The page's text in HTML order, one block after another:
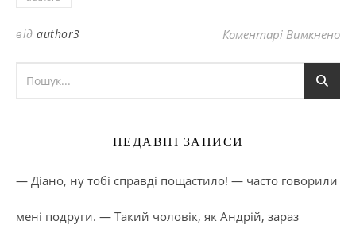
від author3 Коментарі Вимкненодо
НЕДАВНІ ЗАПИСИ
— Діано, ну тобі справді пощастило! — часто говорили
мені подруги. — Такий чоловік, як Андрій, зараз